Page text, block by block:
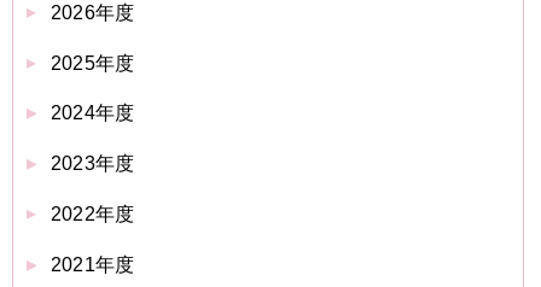
2026年度
2025年度
2024年度
2023年度
2022年度
2021年度